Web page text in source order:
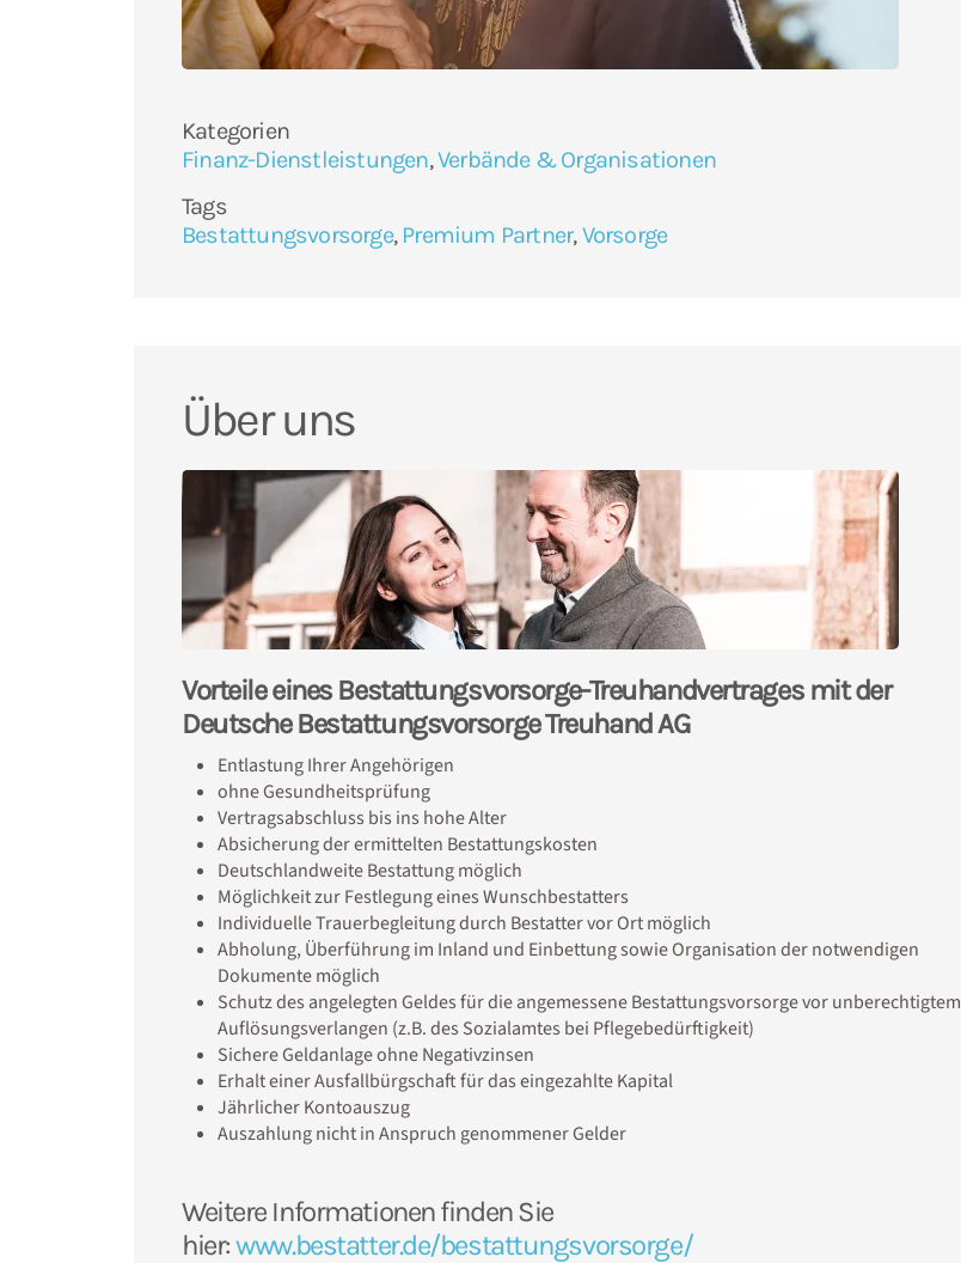
Kategorien
Finanz-Dienstleistungen,Verbände & Organisationen
Tags
Bestattungsvorsorge, Premium Partner,Vorsorge
Über uns
Vorteile eines Bestattungsvorsorge-Treuhandvertrages mit der
Deutsche Bestattungsvorsorge Treuhand AG
Entlastung Ihrer Angehörigen
ohne Gesundheitsprüfung
Vertragsabschluss bis ins hohe Alter
Absicherung der ermittelten Bestattungskosten
Deutschlandweite Bestattung möglich
Möglichkeit zur Festlegung eines Wunschbestatters
Individuelle Trauerbegleitung durch Bestatter vor Ort möglich
Abholung, Überführung im Inland und Einbettung sowie Organisation der notwendigen
Dokumente möglich
Schutz des angelegten Geldes für die angemessene Bestattungsvorsorge vor unberechtigtem
Auflösungsverlangen (z.B. des Sozialamtes bei Pflegebedürftigkeit)
Sichere Geldanlage ohne Negativzinsen
Erhalt einer Ausfallbürgschaft für das eingezahlte Kapital
Jährlicher Kontoauszug
Auszahlung nicht in Anspruch genommener Gelder
Weitere Informationen finden Sie
hier:www.bestatter.de/bestattungsvorsorge/